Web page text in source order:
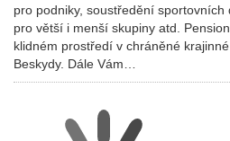
pro podniky, soustředění
pro větší i menší skupiny atd.
klidném prostředí v chráněné
Beskydy. Dále Vám…